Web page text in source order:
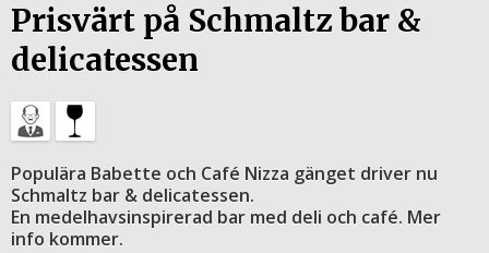
Prisvärt på Schmaltz bar &
delicatessen
Populära Babette och Café Nizza gänget driver nu
Schmaltz bar & delicatessen.
En medelhavsinspirerad bar med deli och café. Mer
info kommer.